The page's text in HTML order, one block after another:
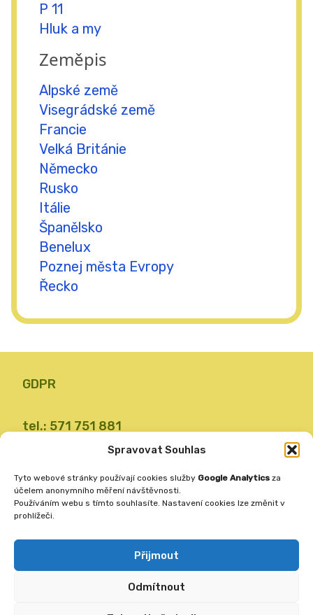
Spravovat Souhlas
Tyto webové stránky používají cookies služby Google Analytics za
účelem anonymního měření návštěvnosti.
Používáním webu s tímto souhlasíte. Nastavení cookies lze změnit v
prohlížeči.
Přijmout
Odmítnout
P 11
Hluk a my
Zeměpis
Alpské země
Visegrádské země
Francie
Velká Británie
Německo
Rusko
Itálie
Španělsko
Benelux
Poznej města Evropy
Řecko
GDPR
tel.: 571 751 881
email: zsvalbystrice@zsvb.cz
ID datové schránky: 24dabpx